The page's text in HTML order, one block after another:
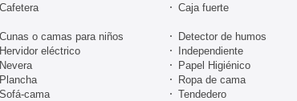
Cafetera Caja fuerte
Cunas o camas para niños
Detector de humos
Hervidor eléctrico
Independiente
Nevera
Papel Higiénico
Plancha
Ropa de cama
Sofá-cama
Tendedero